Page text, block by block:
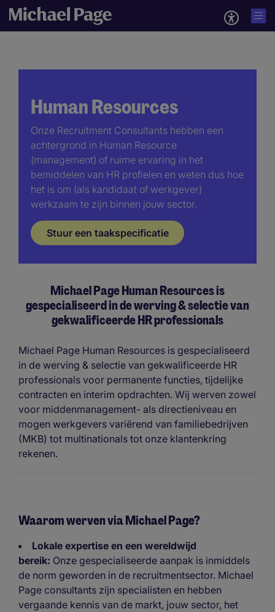
Human Resources
Onze Recruitment Consultants hebben een
achtergrond in Human Resource
(management) of ruime ervaring in het
bemiddelen van HR profielen en weten dus hoe
het is om (als kandidaat of werkgever)
werkzaam te zijn binnen jouw sector.
Stuur een taakspecificatie
Michael Page Human Resources is
gespecialiseerd in de werving & selectie van
gekwalificeerde HR professionals
Michael Page Human Resources is gespecialiseerd
in de werving & selectie van gekwalificeerde HR
professionals voor permanente functies, tijdelijke
contracten en interim opdrachten. Wij werven zowel
voor middenmanagement- als directieniveau en
mogen werkgevers variërend van familiebedrijven
(MKB) tot multinationals tot onze klantenkring
rekenen.
Waarom werven via Michael Page?
Lokale expertise en een wereldwijd
bereik: Onze gespecialiseerde aanpak is inmiddels
de norm geworden in de recruitmentsector. Michael
Page consultants zijn specialisten en hebben
vergaande kennis van de markt, jouw sector, het